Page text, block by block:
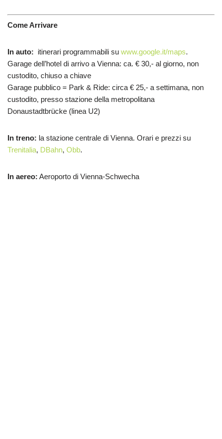
Come Arrivare
In auto: itinerari programmabili su www.google.it/maps.
Garage dell’hotel di arrivo a Vienna: ca. € 30,- al giorno, non
custodito, chiuso a chiave
Garage pubblico = Park & Ride: circa € 25,- a settimana, non
custodito, presso stazione della metropolitana
Donaustadtbrücke (linea U2)
In treno: la stazione centrale di Vienna. Orari e prezzi su
Trenitalia, DBahn, Obb.
In aereo: Aeroporto di Vienna-Schwecha